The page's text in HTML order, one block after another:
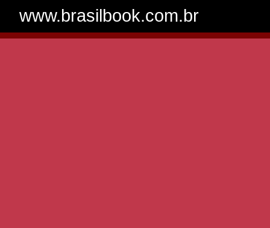
www.brasilbook.com.br